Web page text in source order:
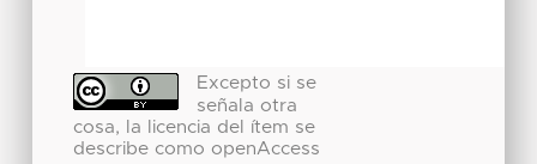
Excepto si se
señala otra
cosa, la licencia del ítem se
describe como openAccess